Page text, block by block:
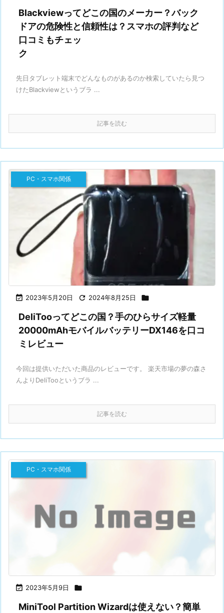
Blackviewってどこの国のメーカー？バック
ドアの危険性と信頼性は？スマホの評判など
口コミもチェッ
先日タブレット端末でどんなものがあるのか検索していたら見つ
けたBlackviewというブラ ...
記事を読む
 2023年5月20日  2024年8月25日 
PC・スマホ関係
DeliTooってどこの国？手のひらサイズ軽量
20000mAhモバイルバッテリーDX146を口コ
ミレビュー
今回は提供いただいた商品のレビューです。 楽天市場の夢の森さ
んよりDeliTooというブラ ...
記事を読む
 2023年5月9日 
PC・スマホ関係
MiniTool Partition Wizardは使えない？簡単